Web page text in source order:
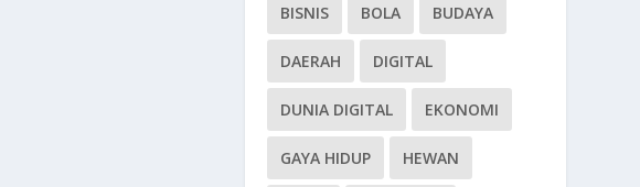
BISNIS BOLA BUDAYA
DAERAH DIGITAL
DUNIA DIGITAL EKONOMI
GAYA HIDUP HEWAN